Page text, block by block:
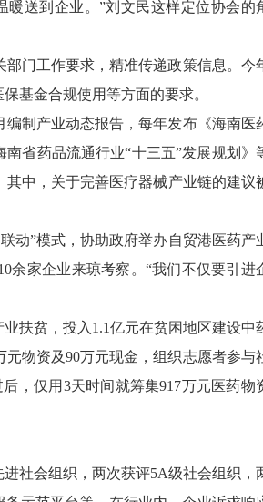
送到企业。”刘文民这样定位协会的
门工作要求，精准传递政策信息。今
基金合规使用等方面的要求。
制产业动态报告，每年发布《海南医
省药品流通行业“十三五”发展规划》
中，关于完善医疗器械产业链的建议
动”模式，协助政府举办自贸港医药产
余家企业来琼考察。“我们不仅要引进
扶贫，投入1.1亿元在贫困地区建设中
物资及90万元现金，组织志愿者参与
，仅用3天时间就筹集917万元医药物
社会组织，两次获评5A级社会组织，